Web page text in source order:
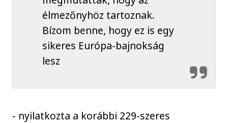
élmezőnyhöz tartoznak.
Bízom benne, hogy ez is egy
sikeres Európa-bajnokság
lesz
- nyilatkozta a korábbi 229-szeres